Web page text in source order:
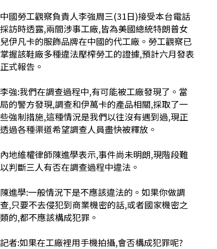
中國勞工觀察負責人李強周三(31日)接受本台電話
採訪時透露,兩間涉事工廠,皆為美國總統特朗普女
兒伊凡卡的服飾品牌在中國的代工廠。勞工觀察已
掌握該鞋廠多種違法壓榨勞工的證據,預計六月發表
正式報告。
李強:我們在調查過程中,有可能被工廠發現了。當
局的警方發現,調查和伊萬卡的產品相關,採取了一
些強制措施,這種情況是我們以往沒有遇到過,現正
透過各種渠道希望調查人員盡快被釋放。
內地維權律師陳進學表示,事件尚未明朗,現階段難
以判斷三人有否在調查過程中違法。
陳進學:一般情況下是不應該違法的。如果你做調
查,只要不去侵犯到商業機密的話,或者國家機密之
類的,都不應該構成犯罪。
記者:如果在工廠裡用手機拍攝,會否構成犯罪呢?